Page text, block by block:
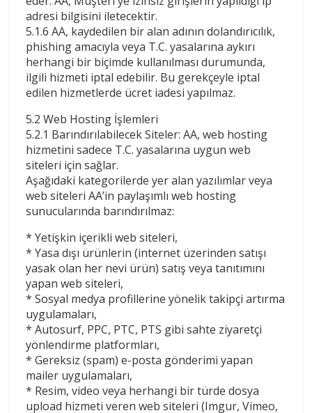
adresi bilgisini iletecektir.
5.1.6 AA, kaydedilen bir alan adının dolandırıcılık,
phishing amacıyla veya T.C. yasalarına aykırı
herhangi bir biçimde kullanılması durumunda,
ilgili hizmeti iptal edebilir. Bu gerekçeyle iptal
edilen hizmetlerde ücret iadesi yapılmaz.
5.2 Web Hosting İşlemleri
5.2.1 Barındırılabilecek Siteler: AA, web hosting
hizmetini sadece T.C. yasalarına uygun web
siteleri için sağlar.
Aşağıdaki kategorilerde yer alan yazılımlar veya
web siteleri AA’in paylaşımlı web hosting
sunucularında barındırılmaz:
* Yetişkin içerikli web siteleri,
* Yasa dışı ürünlerin (internet üzerinden satışı
yasak olan her nevi ürün) satış veya tanıtımını
yapan web siteleri,
* Sosyal medya profillerine yönelik takipçi artırma
uygulamaları,
* Autosurf, PPC, PTC, PTS gibi sahte ziyaretçi
yönlendirme platformları,
* Gereksiz (spam) e-posta gönderimi yapan
mailer uygulamaları,
* Resim, video veya herhangi bir türde dosya
upload hizmeti veren web siteleri (Imgur, Vimeo,